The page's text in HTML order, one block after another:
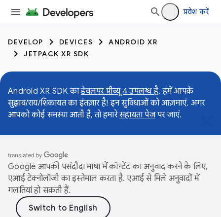
प्रवेश करें
DEVELOP DEVICES
ANDROID XR
JETPACK XR SDK
Android XR SDK काडेवलपर प्रीव्यू 4 उपलब्ध है. हमें आपके
सुझाव/राय/शिकायत का इंतज़ार है! इन सुविधाओं को आज़माएं. अगर
आपको कोई समस्या आती है, तो हमारेसहायता पेजपर जाएं.
Google आपकी पसंदीदा भाषा में कॉन्टेंट का अनुवाद करने के लिए,
एआई टेक्नोलॉजी का इस्तेमाल करता है. एआई से मिले अनुवादों में
गलतियां हो सकती हैं.